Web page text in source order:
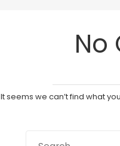
No
It seems we can’t find what